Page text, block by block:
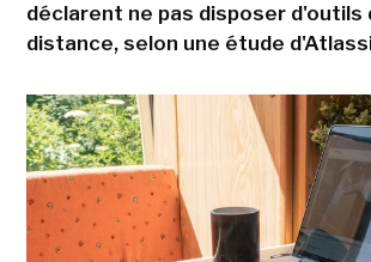
déclarent ne pas disposer d'outils
distance, selon une étude